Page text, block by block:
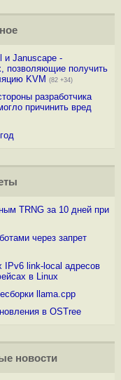
и Januscape -
позволяющие получить
KVM
(82 +34)
разработчика
причинить вред
TRNG за 10 дней при
через запрет
IPv6 link-local адресов
в Linux
llama.cpp
в OSTree
новости